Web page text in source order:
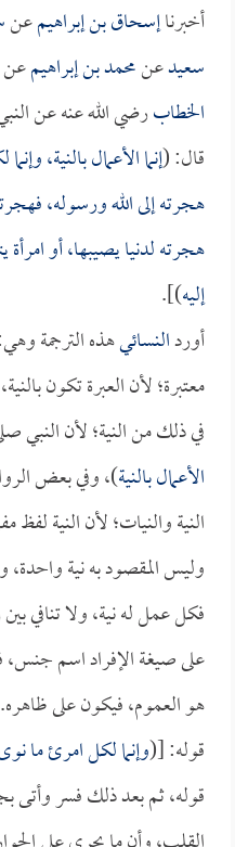
أخبرناإسحاق بن إبراهيمعن
سعيدعنمحمد بن إبراهيم
الخطابرضي الله عنه عن
قال: (إنما الأعمال بالنية،
هجرته إلى الله ورسوله،
هجرته لدنيا يصيبها، أو
إليه)].
أوردالنسائيهذه الترجمة
معتبرة؛ لأن العبرة تكون
في ذلك من النية؛ لأن النبي
الأعمال بالنية)، وفي بعض
النية والنيات؛ لأن النية لفظ
وليس المقصود به نية واحدة،
فكل عمل له نية، ولا تنافي بين
على صيغة الإفراد اسم جنس،
هو العموم، فيكون على ظاهره.
قوله: [(وإنما لكل امرئ ما
قوله، ثم بعد ذلك فسر وأتى